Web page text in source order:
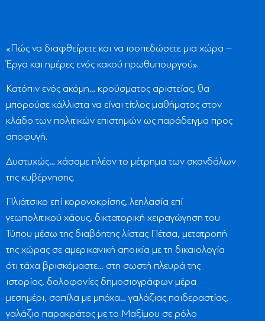
«Πώς να διαφθείρετε και να ισοπεδώσετε μια χώρα –
Έργα και ημέρες ενός κακού πρωθυπουργού».
Κατόπιν ενός ακόμη… κρούσματος αριστείας, θα
μπορούσε κάλλιστα να είναι τίτλος μαθήματος στον
κλάδο των πολιτικών επιστημών ως παράδειγμα προς
αποφυγή.
Δυστυχώς… χάσαμε πλέον το μέτρημα των σκανδάλων
της κυβέρνησης.
Πλιάτσικο επί κορονοκρίσης, λεηλασία επί
γεωπολιτικού χάους, δικτατορική χειραγώγηση του
Τύπου μέσω της διαβόητης λίστας Πέτσα, μετατροπή
της χώρας σε αμερικανική αποικία με τη δικαιολογία
ότι τάχα βρισκόμαστε… στη σωστή πλευρά της
ιστορίας, δολοφονίες δημοσιογράφων μέρα
μεσημέρι, σαπίλα με μπόχα… γαλάζιας παιδεραστίας,
γαλάζιο παρακράτος με το Μαξίμου σε ρόλο